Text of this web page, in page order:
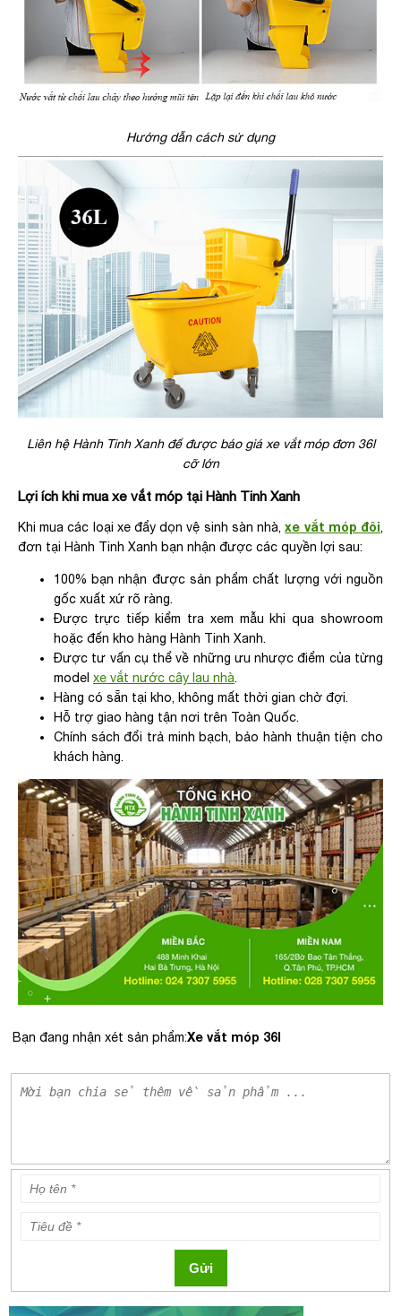
Hướng dẫn cách sử dụng
Liên hệ Hành Tinh Xanh để được báo giá xe vắt móp đơn 36l
cỡ lớn
Lợi ích khi mua xe vắt móp tại Hành Tinh Xanh
Khi mua các loại xe đẩy dọn vệ sinh sàn nhà,xe vắt móp đôi,
đơn tại Hành Tinh Xanh bạn nhận được các quyền lợi sau:
100% bạn nhận được sản phẩm chất lượng với nguồn
gốc xuất xứ rõ ràng.
Được trực tiếp kiểm tra xem mẫu khi qua showroom
hoặc đến kho hàng Hành Tinh Xanh.
Được tư vấn cụ thể về những ưu nhược điểm của từng
model xe vắt nước cây lau nhà.
Hàng có sẵn tại kho, không mất thời gian chờ đợi.
Hỗ trợ giao hàng tận nơi trên Toàn Quốc.
Chính sách đổi trả minh bạch, bảo hành thuận tiện cho
khách hàng.
Bạn đang nhận xét sản phẩm:Xe vắt móp 36l
Gửi